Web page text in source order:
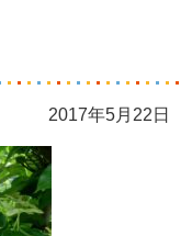
2017年5月22日